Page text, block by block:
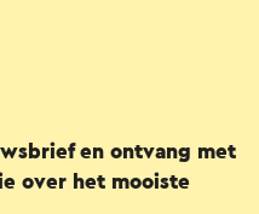
en ontvang met
over het mooiste